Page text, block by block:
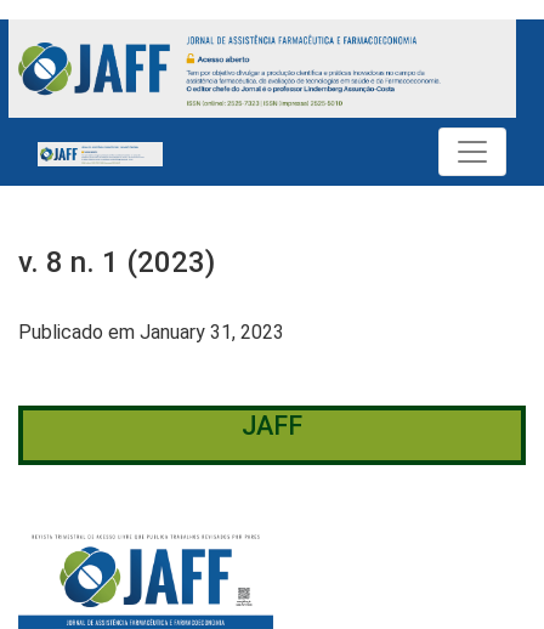
v. 8 n. 1 (2023): JAFF
v. 8 n. 1 (2023)
Publicado em January 31, 2023
JAFF